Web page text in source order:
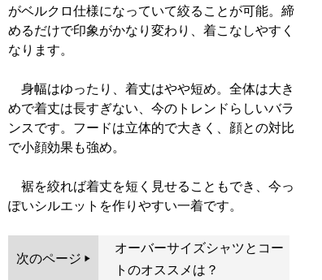
がベルクロ仕様になっていて絞ることが可能。締
めるだけで印象がかなり変わり、着こなしやすく
なります。
身幅はゆったり、着丈はやや短め。全体は大き
めで着丈は長すぎない、今のトレンドらしいバラ
ンスです。フードは立体的で大きく、顔との対比
で小顔効果も強め。
裾を絞れば着丈を短く見せることもでき、今っ
ぽいシルエットを作りやすい一着です。
次のページ
オーバーサイズシャツとコー
トのオススメは？